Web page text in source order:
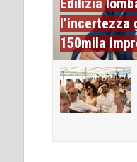
Edilizia
l’incertezza
150mila